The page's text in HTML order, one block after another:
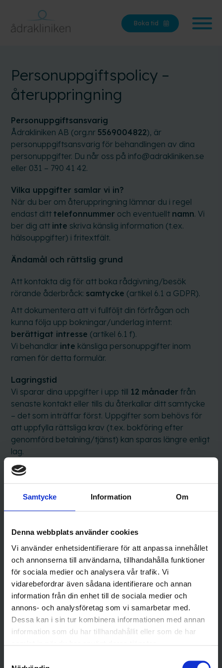
Samtycke Information Om
Denna webbplats använder cookies
Vi använder enhetsidentifierare för att anpassa innehållet
och annonserna till användarna, tillhandahålla funktioner
för sociala medier och analysera vår trafik. Vi
vidarebefordrar även sådana identifierare och annan
information från din enhet till de sociala medier och
annons- och analysföretag som vi samarbetar med.
Dessa kan i sin tur kombinera informationen med annan
information som du har tillhandahållit eller som de har
Boka tid
Personuppgiftspolicy –
återuppringning
Personuppgiftsansvarig
Ådrakliniken AB (org.nr 5569004822), är
personuppgiftsansvarig för behandlingen av dina
personuppgifter. Du når oss på info@adrakliniken.se
eller 031 – 790 41 42.
Vilka uppgifter samlar vi in?
När du ber om återuppringning lämnar du i regel
endast ditttelefonnummer och eventuellt namn. Vi
ber dig att inte skriva känslig information (t.ex.
hälsouppgifter) i fritextfält.
Ändamål och rättslig grund
Att kontakta dig för att boka rådgivning/besök
rörande åderbråck: samtycke (artikel 6.1 a GDPR).
Att dokumentera att vi fullföljt din förfrågan och
kunna följa upp bokningar/underlag internt:
berättigat intresse (artikel 6.1 f).
Vi behandlar inte känsliga personuppgifter inom
ramen för detta formulär.
Lagringstid
Vi sparar dina uppgifter i upp till 12 månader från
senaste kontakt eller tills du återkallar ditt samtycke
– det som inträffar först. Uppgifter som behövs för
att uppfylla rättsliga krav (t.ex. bokföring efter
genomförd betalning/tjänst) kan sparas längre enligt
lag.
Mottagare och personuppgiftsbiträden
Dina uppgifter kan delas med våra leverantörer som
hjälper oss att leverera tjänsten, t.ex.
webbhotell/drift
personuppgiftsbiträden enligt avtal och får inte
använda uppgifterna för egna syften. Intern åtkomst
begränsas till behörig personal.
Överföringar utanför EU/EES
Vi strävar efter att behandla uppgifter inom EU/EES.
Om överföring ändå sker (t.ex. via en leverantör med
drift utanför EU/EES) använder vi
EU-
kommissionens standardavtalsklausuler (SCC)